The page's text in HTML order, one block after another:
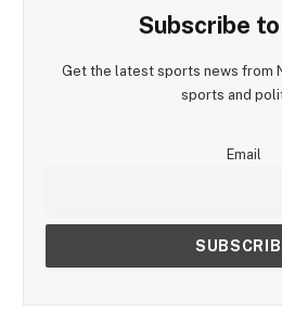
Subscribe
Get the latest sports news from
sports and
Email